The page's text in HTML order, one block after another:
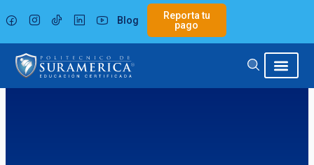
al
contenido
Blog
Reporta tu
pago